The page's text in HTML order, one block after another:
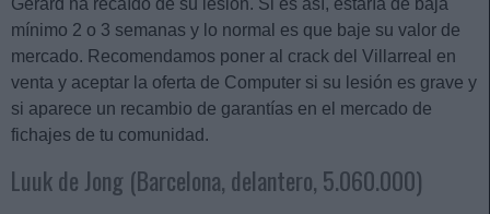
mínimo 2 o 3 semanas y lo normal es que baje su valor de
mercado. Recomendamos poner al crack del Villarreal en
venta y aceptar la oferta de Computer si su lesión es grave y
si aparece un recambio de garantías en el mercado de
fichajes de tu comunidad.
Luuk de Jong (Barcelona, delantero, 5.060.000)